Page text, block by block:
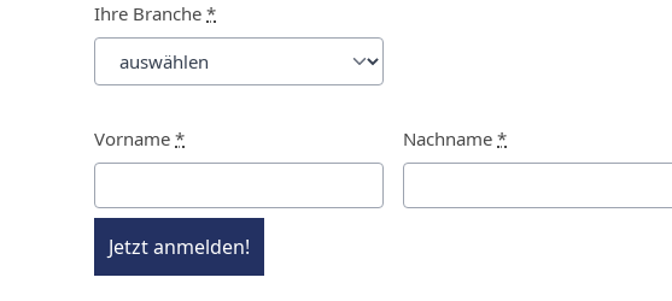
Ihre Branche *
Vorname * Nachname *
Jetzt anmelden!